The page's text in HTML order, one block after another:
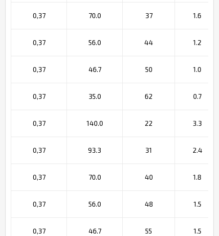
0,37 70.0 37 1.6
0,37 56.0 44 1.2
0,37 46.7 50 1.0
0,37 35.0 62 0.7
0,37 140.0 22 3.3
0,37 93.3 31 2.4
0,37 70.0 40 1.8
0,37 56.0 48 1.5
0,37 46.7 55 1.5